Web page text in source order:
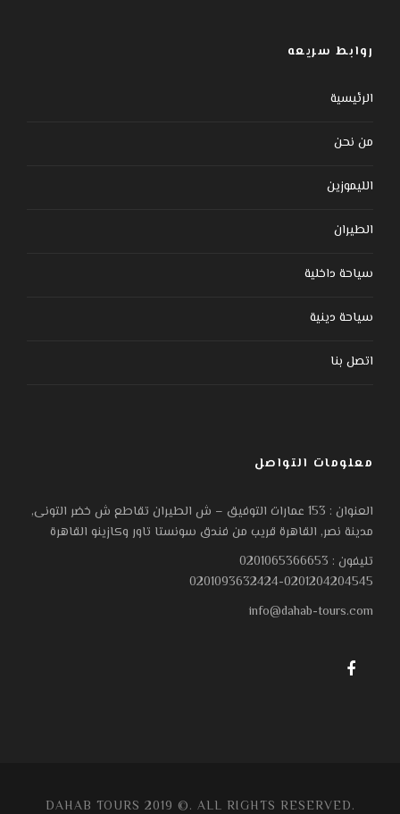
روابط سريعه
الرئيسية
من نحن
الليموزين
الطيران
سياحة داخلية
سياحة دينية
اتصل بنا
معلومات التواصل
العنوان : 153 عمارات التوفيق – ش الطيران تقاطع ش خضر التونى,
مدينة نصر, القاهرة قريب من فندق سونستا تاور وكازينو القاهرة
تليفون : 0201065366653
0201093632424-0201204204545
info@dahab-tours.com
DAHAB TOURS 2019 ©. ALL RIGHTS RESERVED.